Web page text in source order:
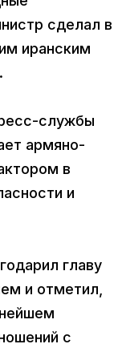
сделал в
иранским
службы
армяно-
в
и
главу
и отметил,
с